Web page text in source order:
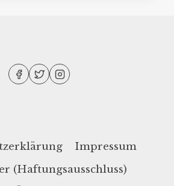
Impressum
(Haftungsausschluss)